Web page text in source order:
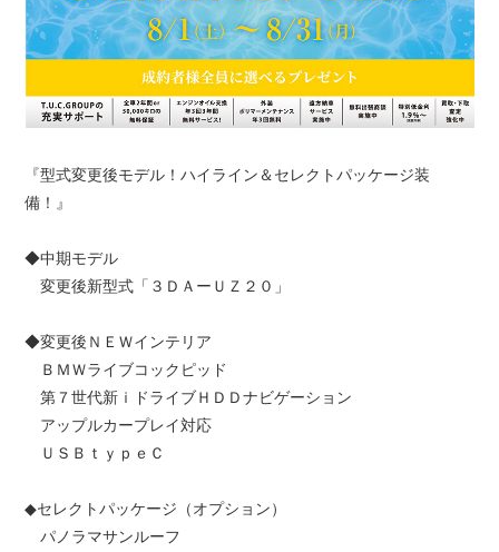
『型式変更後モデル！ハイライン＆セレクトパッケージ装
備！』
◆中期モデル
変更後新型式「３ＤＡーＵＺ２０」
◆変更後ＮＥＷインテリア
ＢＭＷライブコックピッド
第７世代新ｉドライブＨＤＤナビゲーション
アップルカープレイ対応
ＵＳＢｔｙｐｅＣ
◆セレクトパッケージ（オプション）
パノラマサンルーフ